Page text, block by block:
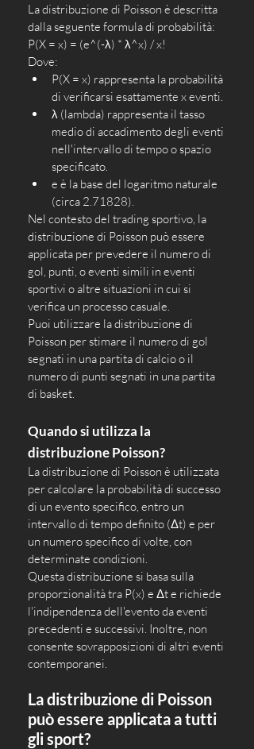
La distribuzione di Poisson è descritta
dalla seguente formula di probabilità:
P(X = x) = (e^(-λ) * λ^x) / x!
Dove:
P(X = x) rappresenta la probabilità
di verificarsi esattamente x eventi.
λ (lambda) rappresenta il tasso
medio di accadimento degli eventi
nell'intervallo di tempo o spazio
specificato.
e è la base del logaritmo naturale
(circa 2.71828).
Nel contesto del trading sportivo, la
distribuzione di Poisson può essere
applicata per prevedere il numero di
gol, punti, o eventi simili in eventi
sportivi o altre situazioni in cui si
verifica un processo casuale.
Puoi utilizzare la distribuzione di
Poisson per stimare il numero di gol
segnati in una partita di calcio o il
numero di punti segnati in una partita
di basket.
Quando si utilizza la
distribuzione Poisson?
La distribuzione di Poisson è utilizzata
per calcolare la probabilità di successo
di un evento specifico, entro un
intervallo di tempo definito (Δt) e per
un numero specifico di volte, con
determinate condizioni.
Questa distribuzione si basa sulla
proporzionalità tra P(x) e Δt e richiede
l'indipendenza dell'evento da eventi
precedenti e successivi. Inoltre, non
consente sovrapposizioni di altri eventi
contemporanei.
La distribuzione di Poisson
può essere applicata a tutti
gli sport?